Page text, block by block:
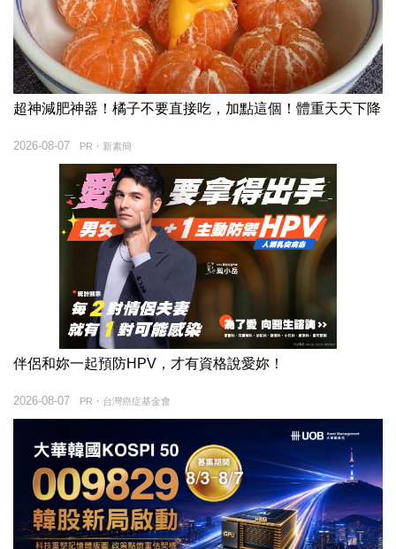
超神減肥神器！橘子不要直接吃，加點這個！體重天天下降
PR・新素簡
2026-08-07
伴侶和妳一起預防HPV，才有資格說愛妳！
PR・台灣癌症基金會
2026-08-07